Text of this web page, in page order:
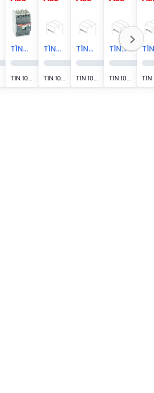
T1NQ060TL
T1N 100 UL/CSA TMF60-600 3P F FC 100%
T1NQ050TL
T1N 100 UL/CSA TMF50-500 3P F FC 100%
T1NQ040TL
T1N 100 UL/CSA TMF40-500 3P F FC 100%
T1NQ030TL
T1N 100 UL/CSA TMF30-500 3P F FC 100%